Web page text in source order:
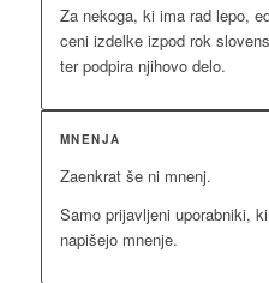
Za nekoga, ki ima rad lepo,
ceni izdelke izpod rok
ter podpira njihovo delo.
MNENJA
Zaenkrat še ni mnenj.
Samo prijavljeni uporabniki,
napišejo mnenje.